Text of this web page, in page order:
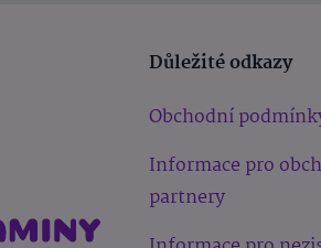
Důležité odkazy
Obchodní
Informace pro
partnery